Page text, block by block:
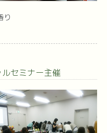
り
セミナー主催